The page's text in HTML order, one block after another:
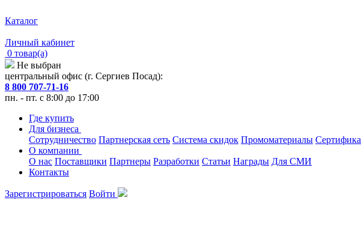
Каталог
Личный кабинет
0 товар(а)
Не выбран
центральный офис (г. Сергиев Посад):
8 800 707-71-16
пн. - пт. с 8:00 до 17:00
Где купить
Для бизнеса
Сотрудничество Партнерская сеть Система скидок Промоматериалы
О компании
О нас Поставщики Партнеры Разработки Статьи Награды Для СМИ
Контакты
Зарегистрироваться Войти